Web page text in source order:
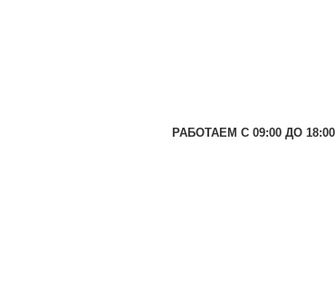
РАБОТАЕМ С 09:00 ДО 18:00